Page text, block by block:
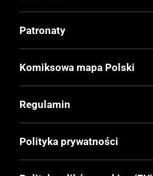
Miękka
Format
56
Cena Okładkowa
Patronaty
Komiksowa mapa Polski
Regulamin
Polityka prywatności